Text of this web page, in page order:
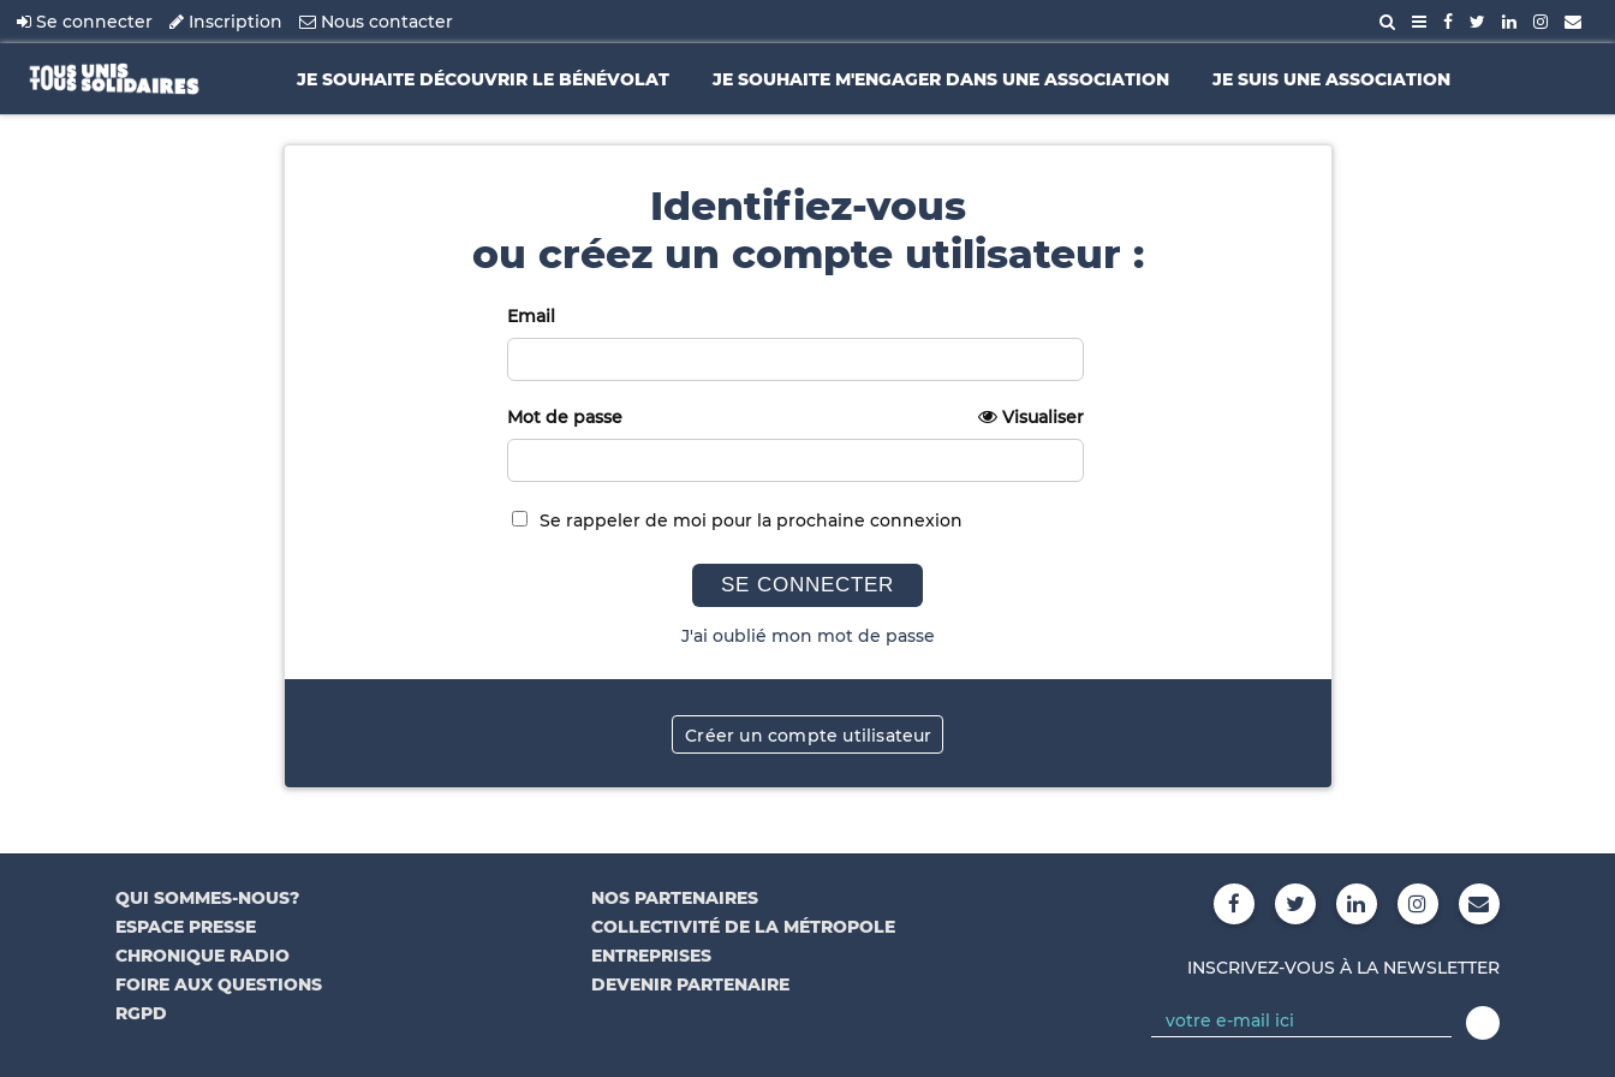
Se connecter Inscription Nous contacter
JE SOUHAITE DÉCOUVRIR LE BÉNÉVOLAT JE SOUHAITE M'ENGAGER DANS UNE ASSOCIATION JE SUIS UNE ASSOCIATION
Identifiez-vous
ou créez un compte utilisateur :
Email
Mot de passe Visualiser
Se rappeler de moi pour la prochaine connexion
SE CONNECTER
J'ai oublié mon mot de passe
Créer un compte utilisateur
QUI SOMMES-NOUS?
ESPACE PRESSE
CHRONIQUE RADIO
FOIRE AUX QUESTIONS
RGPD
NOS PARTENAIRES
COLLECTIVITÉ DE LA MÉTROPOLE
ENTREPRISES
DEVENIR PARTENAIRE
INSCRIVEZ-VOUS À LA NEWSLETTER